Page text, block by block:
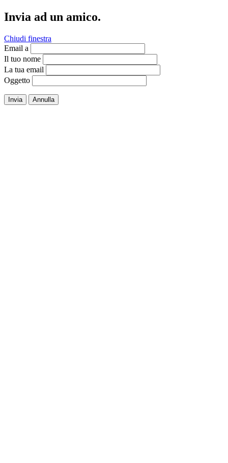
Invia ad un amico.
Chiudi finestra
Email a
Il tuo nome
La tua email
Oggetto
Invia Annulla